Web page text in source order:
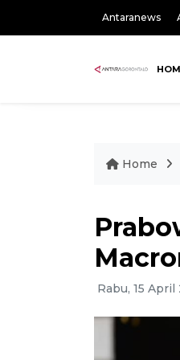
Antaranews
Home
Rabu, 15